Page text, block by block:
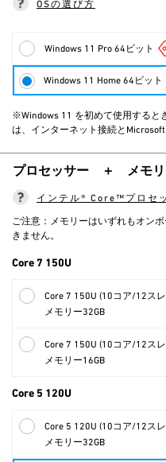
OSの選び方
Windows 11 Pro 64ビット
Windows 11 Home 64ビット
※Windows 11 を初めて使用すると
は、インターネット接続とMicrosoft
プロセッサー ＋ メモ
インテル® Core™プロセ
ご注意：メモリーはいずれもオン
きません。
Core 7 150U
Core 7 150U (10コア/12ス
メモリー32GB
Core 7 150U (10コア/12ス
メモリー16GB
Core 5 120U
Core 5 120U (10コア/12ス
メモリー32GB